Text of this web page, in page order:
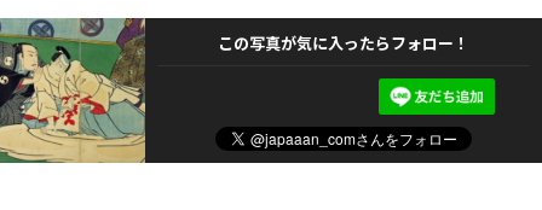
この写真が気に入ったらフォロー！